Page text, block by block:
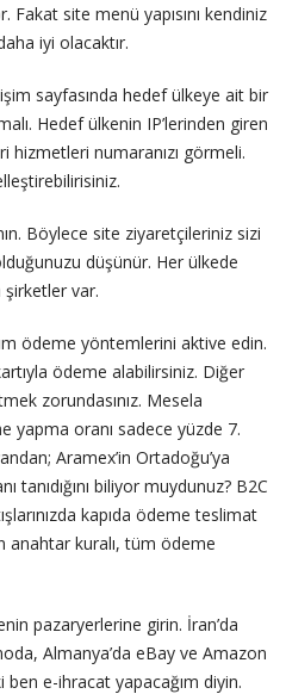
Fakat site menü yapısını kendiniz
iyi olacaktır.
sayfasında hedef ülkeye ait bir
Hedef ülkenin IP’lerinden giren
hizmetleri numaranızı görmeli.
Böylece site ziyaretçileriniz sizi
düşünür. Her ülkede
şirketler var.
ödeme yöntemlerini aktive edin.
ödeme alabilirsiniz. Diğer
zorundasınız. Mesela
yapma oranı sadece yüzde 7.
Aramex’in Ortadoğu’ya
tanıdığını biliyor muydunuz? B2C
kapıda ödeme teslimat
anahtar kuralı, tüm ödeme
pazaryerlerine girin. İran’da
Almanya’da eBay ve Amazon
ben e-ihracat yapacağım diyin.